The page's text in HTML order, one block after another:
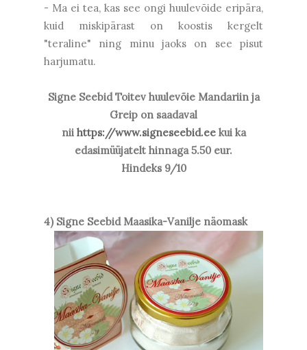
- Ma ei tea, kas see ongi huulevõide eripära,
kuid miskipärast on koostis kergelt
"teraline" ning minu jaoks on see pisut
harjumatu.
Signe Seebid Toitev huulevõie Mandariin ja
Greip on saadaval
nii https://www.signeseebid.eekui ka
edasimüüjatelt hinnaga 5.50 eur.
Hindeks 9/10
4) Signe Seebid Maasika-Vanilje näomask